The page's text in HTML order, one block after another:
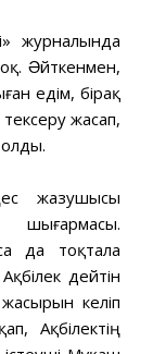
журналында
Əйткенмен,
едім, бірақ
тексеру жасап,
жазушысы
шығармасы.
да тоқтала
дейтін
келіп
Ақбілектің